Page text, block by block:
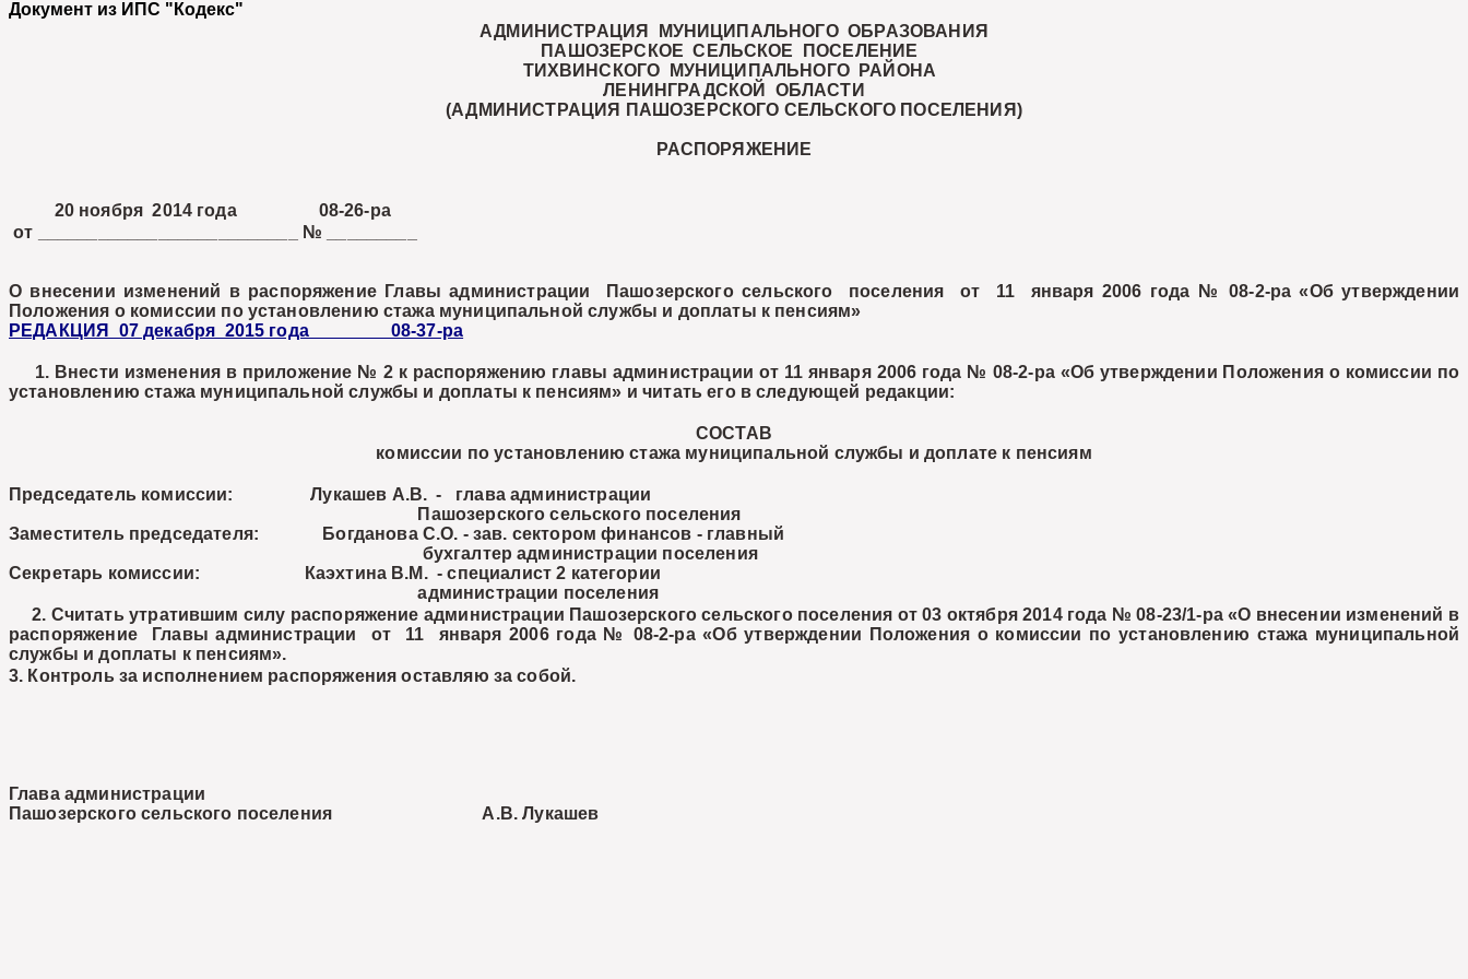
Документ из ИПС "Кодекс"
АДМИНИСТРАЦИЯ МУНИЦИПАЛЬНОГО ОБРАЗОВАНИЯ
ПАШОЗЕРСКОЕ СЕЛЬСКОЕ ПОСЕЛЕНИЕ
ТИХВИНСКОГО МУНИЦИПАЛЬНОГО РАЙОНА
ЛЕНИНГРАДСКОЙ ОБЛАСТИ
(АДМИНИСТРАЦИЯ ПАШОЗЕРСКОГО СЕЛЬСКОГО ПОСЕЛЕНИЯ)
РАСПОРЯЖЕНИЕ
20 ноября 2014 года 08-26-ра
от __________________________ № _________
О внесении изменений в распоряжение Главы администрации Пашозерского сельского поселения от 11 января 2006 года № 08-2-ра «Об утверждении
Положения о комиссии по установлению стажа муниципальной службы и доплаты к пенсиям»
РЕДАКЦИЯ 07 декабря 2015 года 08-37-ра
1. Внести изменения в приложение № 2 к распоряжению главы администрации от 11 января 2006 года № 08-2-ра «Об утверждении Положения о комиссии по
установлению стажа муниципальной службы и доплаты к пенсиям» и читать его в следующей редакции:
СОСТАВ
комиссии по установлению стажа муниципальной службы и доплате к пенсиям
Председатель комиссии: Лукашев А.В. - глава администрации
Пашозерского сельского поселения
Заместитель председателя: Богданова С.О. - зав. сектором финансов - главный
бухгалтер администрации поселения
Секретарь комиссии: Каэхтина В.М. - специалист 2 категории
администрации поселения
2. Считать утратившим силу распоряжение администрации Пашозерского сельского поселения от 03 октября 2014 года № 08-23/1-ра «О внесении изменений в
распоряжение Главы администрации от 11 января 2006 года № 08-2-ра «Об утверждении Положения о комиссии по установлению стажа муниципальной
службы и доплаты к пенсиям».
3. Контроль за исполнением распоряжения оставляю за собой.
Глава администрации
Пашозерского сельского поселения А.В. Лукашев